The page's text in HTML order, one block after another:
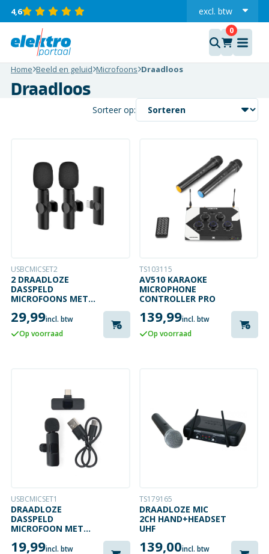
4,6 excl. btw
incl.
Home Beeld en geluid Microfoons Draadloos
Draadloos
Sorteer op:
USBCMICSET2
2 DRAADLOZE
DASSPELD
MICROFOONS MET
29,99incl. btw
Op voorraad
TS103115
AV510 KARAOKE
MICROPHONE
CONTROLLER PRO
139,99incl. btw
Op voorraad
USBCMICSET1
DRAADLOZE
DASSPELD
MICROFOON MET
19,99incl. btw
TS179165
DRAADLOZE MIC
2CH HAND+HEADSET
UHF
139,00incl. btw